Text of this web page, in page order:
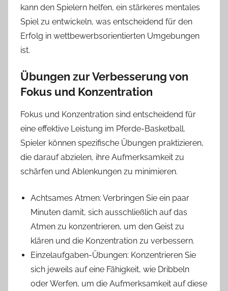
kann den Spielern helfen, ein stärkeres mentales
Spiel zu entwickeln, was entscheidend für den
Erfolg in wettbewerbsorientierten Umgebungen
ist.
Übungen zur Verbesserung von
Fokus und Konzentration
Fokus und Konzentration sind entscheidend für
eine effektive Leistung im Pferde-Basketball.
Spieler können spezifische Übungen praktizieren,
die darauf abzielen, ihre Aufmerksamkeit zu
schärfen und Ablenkungen zu minimieren.
Achtsames Atmen: Verbringen Sie ein paar
Minuten damit, sich ausschließlich auf das
Atmen zu konzentrieren, um den Geist zu
klären und die Konzentration zu verbessern.
Einzelaufgaben-Übungen: Konzentrieren Sie
sich jeweils auf eine Fähigkeit, wie Dribbeln
oder Werfen, um die Aufmerksamkeit auf diese